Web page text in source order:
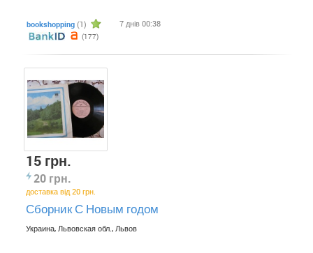
bookshopping (1)
(177)
7 днів 00:38
15 грн.
20 грн.
доставка від 20 грн.
Сборник С Новым годом
Украина, Львовская обл., Львов